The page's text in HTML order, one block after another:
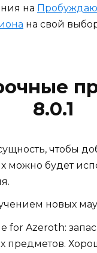
на
на свой
8.0.1
чтобы
можно будет
новых
for Azeroth: